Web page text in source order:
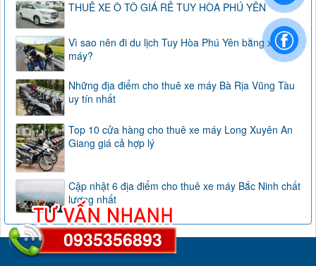
THUÊ XE Ô TÔ GIÁ RẺ TUY HÒA PHÚ YÊN
Vì sao nên đi du lịch Tuy Hòa Phú Yên bằng xe
máy?
Những địa điểm cho thuê xe máy Bà Rịa Vũng Tàu
uy tín nhất
Top 10 cửa hàng cho thuê xe máy Long Xuyên An
Giang giá cả hợp lý
Cập nhật 6 địa điểm cho thuê xe máy Bắc Ninh chất
lượng nhất
0935356893